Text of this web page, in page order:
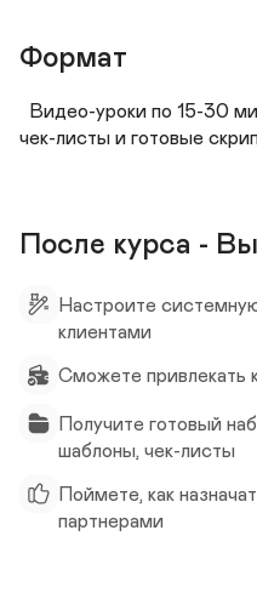
Формат
Видео-уроки по 15-30
чек-листы и готовые
После курса - Вы
Настроите
клиентами
Сможете привлекать
Получите готовый
Поймете, как
партнерами